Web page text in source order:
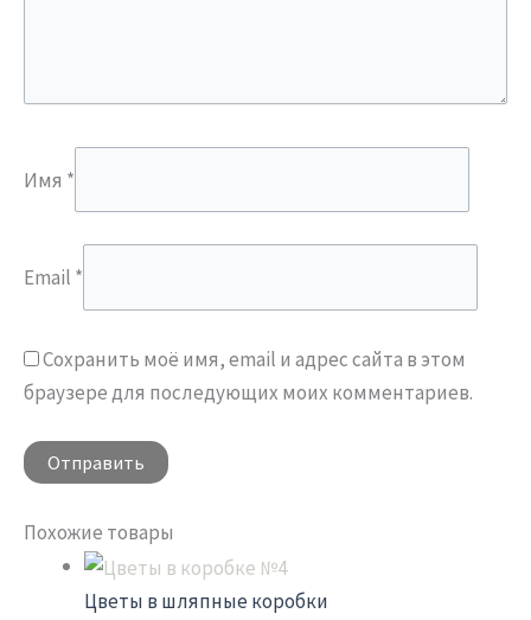
Имя *
Email *
Сохранить моё имя, email и адрес сайта в этом
браузере для последующих моих комментариев.
Похожие товары
Цветы в шляпные коробки